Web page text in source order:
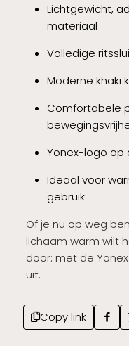
Lichtgewicht,
materiaal
Volledige
Moderne khaki
Comfortabele
Yonex-logo op
Ideaal voor
gebruik
Of je nu op weg
lichaam warm wilt
door: met de Yonex
uit.
Copy link